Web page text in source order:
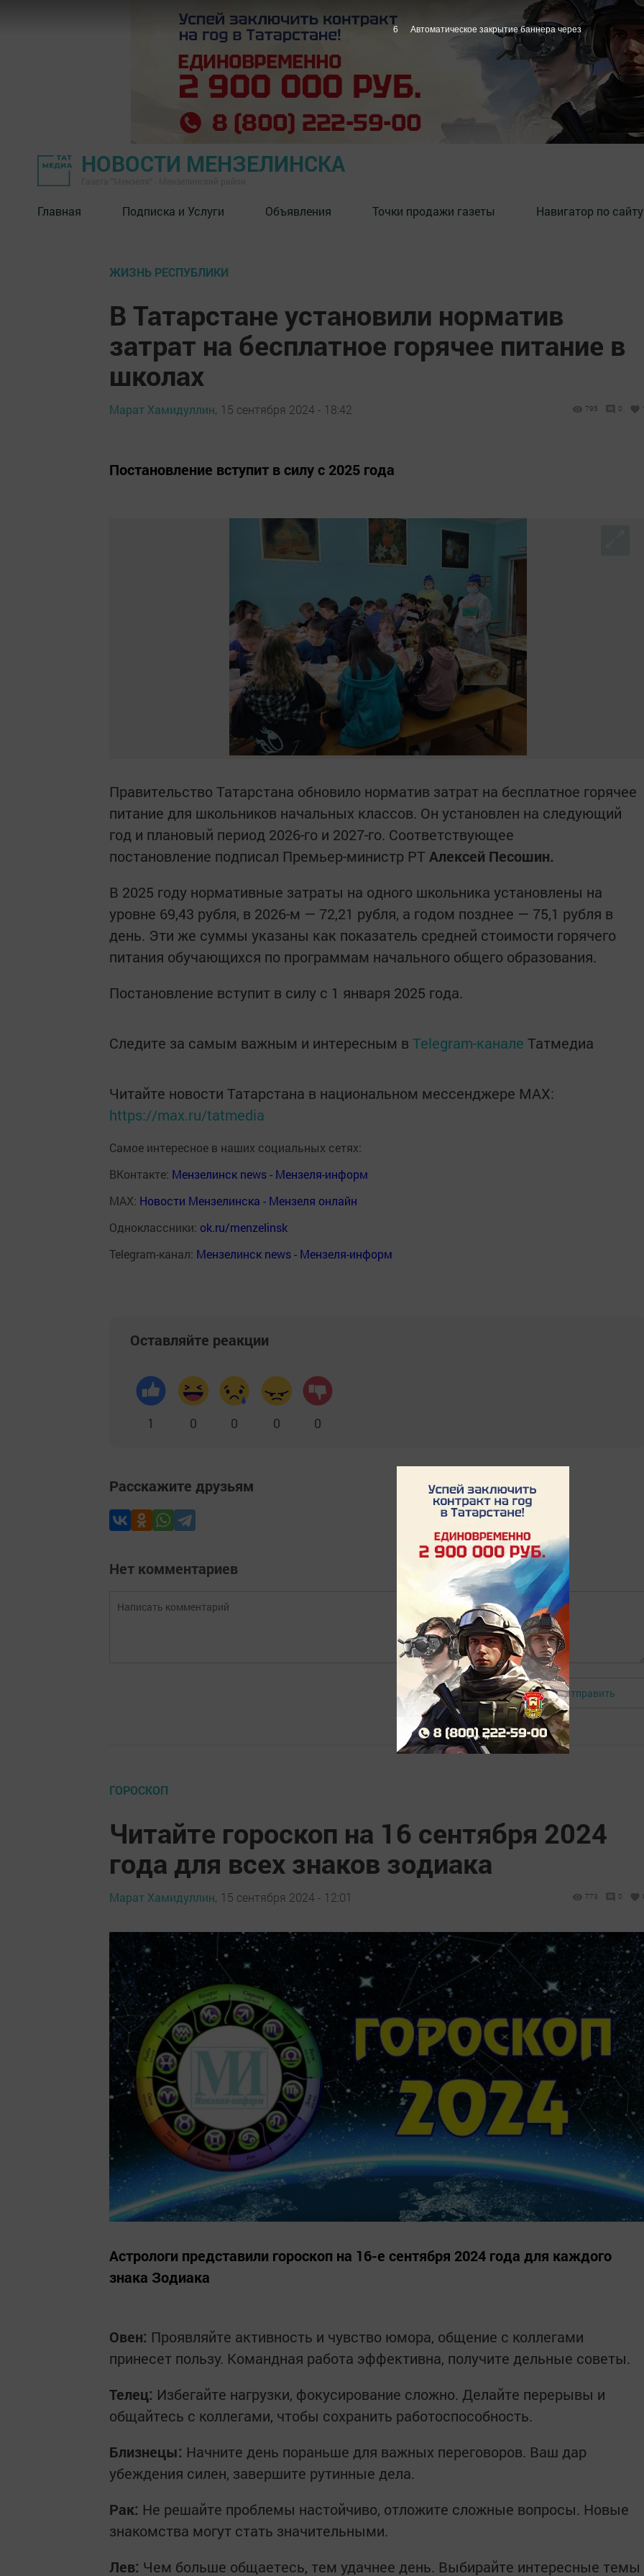
НОВОСТИ МЕНЗЕЛИНСКА
Главная Подписка и Услуги Объявления Точки продажи газеты Навигатор по сайту
ЖИЗНЬ РЕСПУБЛИКИ
В Татарстане установили норматив
затрат на бесплатное горячее питание в
школах
Марат Хамидуллин, 15 сентября 2024 - 18:42 795 0
Постановление вступит в силу с 2025 года
Правительство Татарстана обновило норматив затрат на бесплатное горячее
питание для школьников начальных классов. Он установлен на следующий
год и плановый период 2026-го и 2027-го. Соответствующее
постановление подписал Премьер-министр РТ Алексей Песошин.
В 2025 году нормативные затраты на одного школьника установлены на
уровне 69,43 рубля, в 2026-м — 72,21 рубля, а годом позднее — 75,1 рубля в
день. Эти же суммы указаны как показатель средней стоимости горячего
питания обучающихся по программам начального общего образования.
Постановление вступит в силу с 1 января 2025 года.
Следите за самым важным и интересным в Telegram-канале Татмедиа
Читайте новости Татарстана в национальном мессенджере MАХ:
https://max.ru/tatmedia
Самое интересное в наших социальных сетях:
ВКонтакте: Мензелинск news - Мензеля-информ
MAX: Новости Мензелинска - Мензеля онлайн
Одноклассники: ok.ru/menzelinsk
Telegram-канал: Мензелинск news - Мензеля-информ
Оставляйте реакции
1 0 0 0 0
Расскажите друзьям
Нет комментариев
Авторизоваться Отправить
ГОРОСКОП
Читайте гороскоп на 16 сентября 2024
года для всех знаков зодиака
Марат Хамидуллин, 15 сентября 2024 - 12:01 773 0
Астрологи представили гороскоп на 16-е сентября 2024 года для каждого
знака Зодиака
Овен: Проявляйте активность и чувство юмора, общение с коллегами
принесет пользу. Командная работа эффективна, получите дельные советы.
Телец: Избегайте нагрузки, фокусирование сложно. Делайте перерывы и
общайтесь с коллегами, чтобы сохранить работоспособность.
Близнецы: Начните день пораньше для важных переговоров. Ваш дар
убеждения силен, завершите рутинные дела.
Рак: Не решайте проблемы настойчиво, отложите сложные вопросы. Новые
знакомства могут стать значительными.
Лев: Чем больше общаетесь, тем удачнее день. Выбирайте интересные темы
4 Автоматическое закрытие баннера через